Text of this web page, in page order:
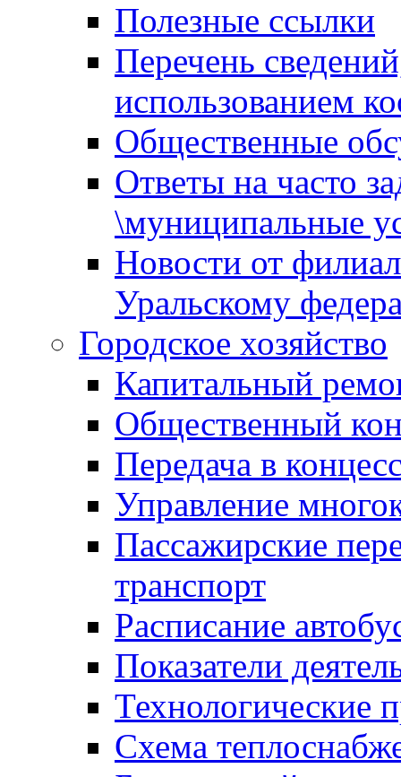
Полезные ссылки
Перечень
использованием
Общественные
Ответы на часто
\муниципальные
Новости от
Уральскому
Городское хозяйство
Капитальный
Общественный
Передача в
Управление
Пассажирские
транспорт
Расписание
Показатели
Технологические
Схема